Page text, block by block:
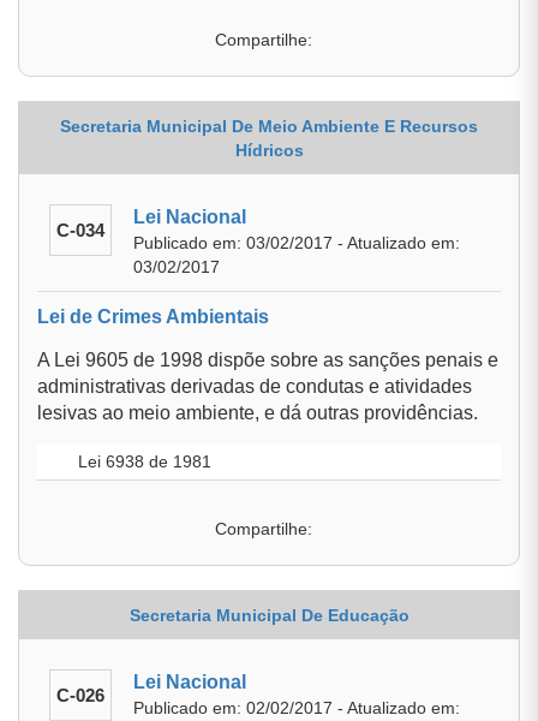
Compartilhe:
Secretaria Municipal De Meio Ambiente E Recursos
Hídricos
C-034
Lei Nacional
Publicado em: 03/02/2017 - Atualizado em:
03/02/2017
Lei de Crimes Ambientais
A Lei 9605 de 1998 dispõe sobre as sanções penais e
administrativas derivadas de condutas e atividades
lesivas ao meio ambiente, e dá outras providências.
Lei 6938 de 1981
Compartilhe:
Secretaria Municipal De Educação
C-026
Lei Nacional
Publicado em: 02/02/2017 - Atualizado em: